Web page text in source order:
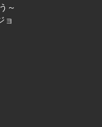
～
ョ